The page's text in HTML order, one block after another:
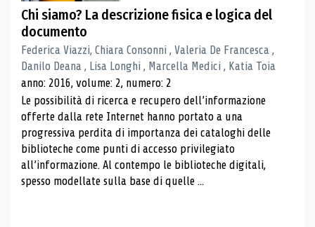
Chi siamo? La descrizione fisica e logica del
documento
Federica Viazzi, Chiara Consonni , Valeria De Francesca ,
Danilo Deana , Lisa Longhi , Marcella Medici , Katia Toia
anno: 2016, volume: 2, numero: 2
Le possibilità di ricerca e recupero dell’informazione
offerte dalla rete Internet hanno portato a una
progressiva perdita di importanza dei cataloghi delle
biblioteche come punti di accesso privilegiato
all’informazione. Al contempo le biblioteche digitali,
spesso modellate sulla base di quelle ...